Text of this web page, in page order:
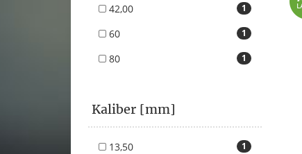
1
42,00
1
60
1
80
Kaliber [mm]
1
13,50